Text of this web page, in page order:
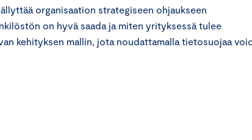
organisaation strategiseen ohjaukseen
on hyvä saada ja miten yrityksessä tulee
kehityksen mallin, jota noudattamalla tietosuojaa